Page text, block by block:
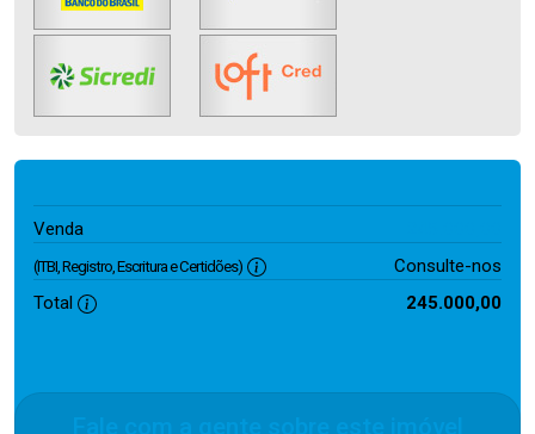
Venda
(ITBI, Registro, Escritura e Certidões)
Consulte-nos
Total
245.000,00